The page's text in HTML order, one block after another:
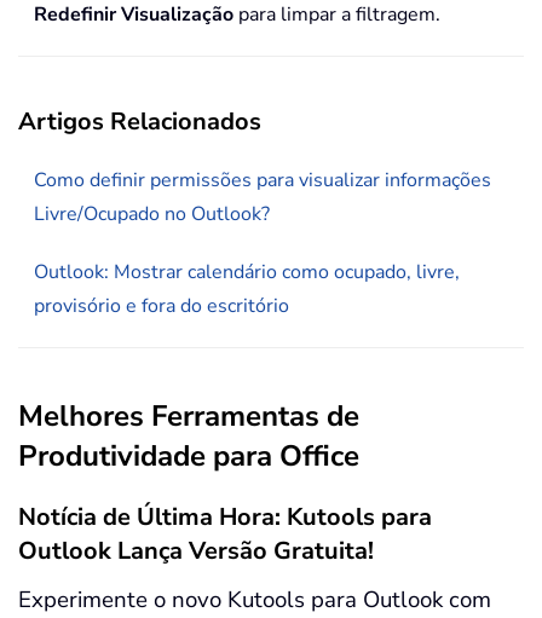
Redefinir Visualização para limpar a filtragem.
Artigos Relacionados
Como definir permissões para visualizar informações
Livre/Ocupado no Outlook?
Outlook: Mostrar calendário como ocupado, livre,
provisório e fora do escritório
Melhores Ferramentas de
Produtividade para Office
Notícia de Última Hora: Kutools para
Outlook Lança Versão Gratuita!
Experimente o novo Kutools para Outlook com